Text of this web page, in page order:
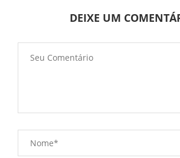
DEIXE UM